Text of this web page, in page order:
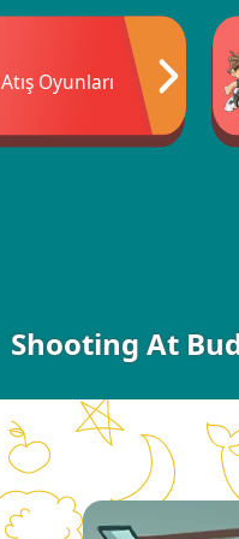
Atış Oyunları
Shooting At